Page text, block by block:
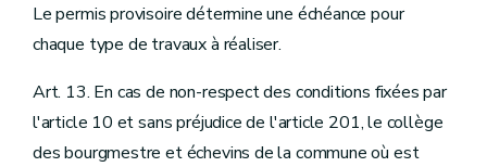
Le permis provisoire détermine une échéance pour
chaque type de travaux à réaliser.
Art. 13. En cas de non-respect des conditions fixées par
l'article 10 et sans préjudice de l'article 201, le collège
des bourgmestre et échevins de la commune où est